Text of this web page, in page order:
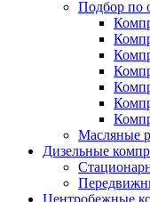
Подбор по
Масляные
Дизельные
Центробежные